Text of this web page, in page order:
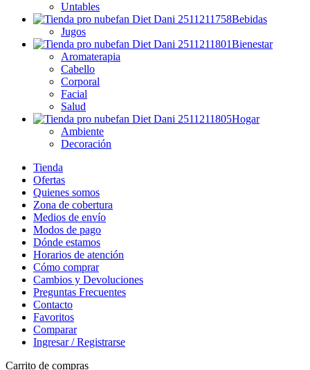
Untables
Bebidas
Jugos
Bienestar
Aromaterapia
Cabello
Corporal
Facial
Salud
Hogar
Ambiente
Decoración
Tienda
Ofertas
Quienes somos
Zona de cobertura
Medios de envío
Modos de pago
Dónde estamos
Horarios de atención
Cómo comprar
Cambios y Devoluciones
Preguntas Frecuentes
Contacto
Favoritos
Comparar
Ingresar / Registrarse
Carrito de compras